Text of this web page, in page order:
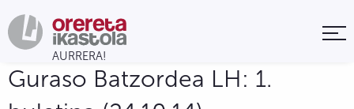
Guraso Batzordea LH: 1.